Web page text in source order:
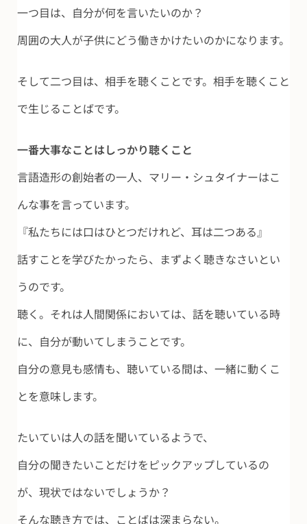
一つ目は、自分が何を言いたいのか？
周囲の大人が子供にどう働きかけたいのかになります。
そして二つ目は、相手を聴くことです。相手を聴くこと
で生じることばです。
一番大事なことはしっかり聴くこと
言語造形の創始者の一人、マリー・シュタイナーはこ
んな事を言っています。
『私たちには口はひとつだけれど、耳は二つある』
話すことを学びたかったら、まずよく聴きなさいとい
うのです。
聴く。それは人間関係においては、話を聴いている時
に、自分が動いてしまうことです。
自分の意見も感情も、聴いている間は、一緒に動くこ
とを意味します。
たいていは人の話を聞いているようで、
自分の聞きたいことだけをピックアップしているの
が、現状ではないでしょうか？
そんな聴き方では、ことばは深まらない。